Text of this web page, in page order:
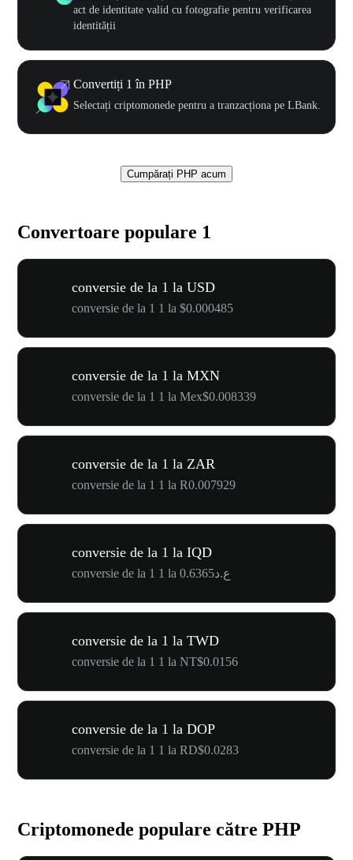
act de identitate valid cu fotografie pentru verificarea
identității
Convertiți 1 în PHP
Selectați criptomonede pentru a tranzacționa pe LBank.
Cumpărați PHP acum
Convertoare populare 1
conversie de la 1 la USD
conversie de la 1 1 la $0.000485
conversie de la 1 la MXN
conversie de la 1 1 la Mex$0.008339
conversie de la 1 la ZAR
conversie de la 1 1 la R0.007929
conversie de la 1 la IQD
conversie de la 1 1 la ع.د0.6365
conversie de la 1 la TWD
conversie de la 1 1 la NT$0.0156
conversie de la 1 la DOP
conversie de la 1 1 la RD$0.0283
Criptomonede populare către PHP